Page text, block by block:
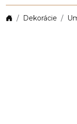
Dekorácie